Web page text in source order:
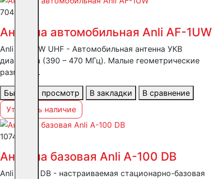
7041 ₽
Антенна автомобильная Anli AF-1UW
Anli AF-1UW UHF - Автомобильная антенна УКВ
диапазона (390 – 470 МГц). Малые геометрические
размеры ..
Быстрый просмотр В закладки
В сравнение
Уточнить наличие
10748 ₽
Антенна базовая Anli А-100 DB
Anli A-100 DB - настраиваемая стационарно-базовая